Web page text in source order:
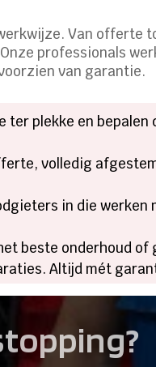
Van offerte
professionals
van garantie.
ter plekke en bepalen
volledig
in die werken
beste onderhoud of
Altijd mét